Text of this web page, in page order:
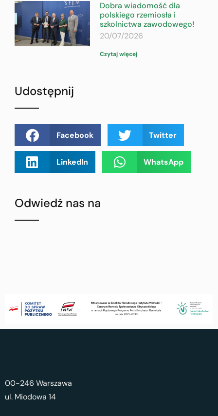
Dobra wiadomość dla
polskiego rzemiosła i
szkolnictwa zawodowego!
20/07/2026
Czytaj więcej
Udostępnij
Facebook Twitter
LinkedIn WhatsApp
Odwiedź nas na
00-246 Warszawa
ul. Miodowa 14